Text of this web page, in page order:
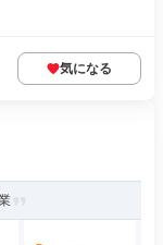
気になる